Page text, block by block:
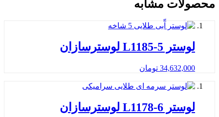
محصولات مشابه
لوستر L1185-5 لوسترسازان
34,632,000 تومان
لوستر L1178-6 لوسترسازان